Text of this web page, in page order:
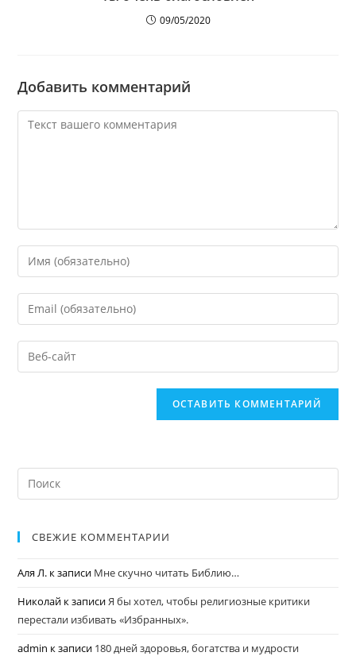
09/05/2020
Добавить комментарий
СВЕЖИЕ КОММЕНТАРИИ
Аля Л. к записи Мне скучно читать Библию…
Николай к записиЯ бы хотел, чтобы религиозные критики
перестали избивать «Избранных».
admin к записи 180 дней здоровья, богатства и мудрости